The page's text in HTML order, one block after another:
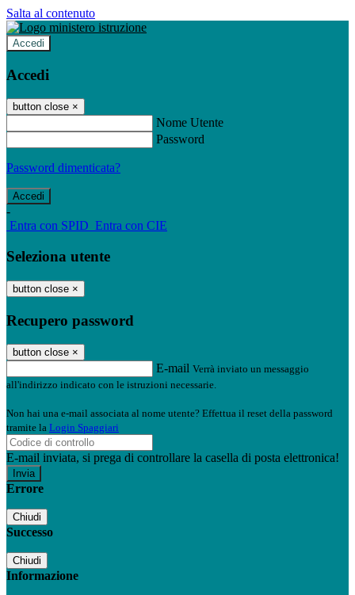
Salta al contenuto
Accedi
Accedi
button close ×
Nome Utente
Password
Password dimenticata?
-
Entra con SPID Entra con CIE
Seleziona utente
button close ×
Recupero password
button close ×
E-mail Verrà inviato un messaggio
all'indirizzo indicato con le istruzioni necessarie.
Non hai una e-mail associata al nome utente? Effettua il reset della password
tramite la Login Spaggiari
E-mail inviata, si prega di controllare la casella di posta elettronica!
Errore
Chiudi
Successo
Chiudi
Informazione